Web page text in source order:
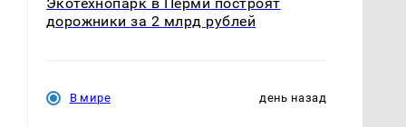
дорожники за 2 млрд рублей
В мире день назад